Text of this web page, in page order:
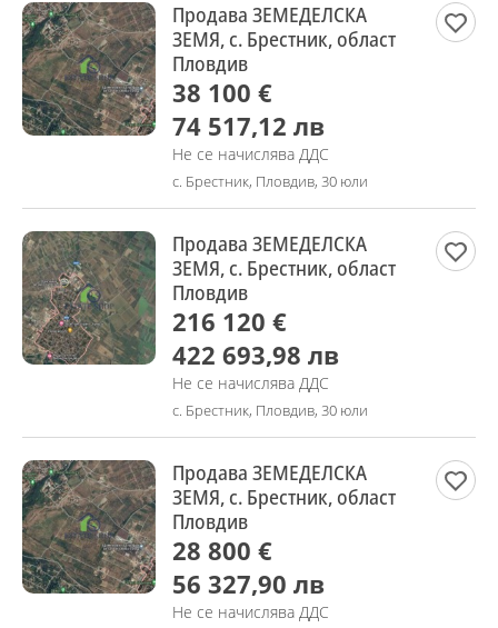
Продава ЗЕМЕДЕЛСКА
ЗЕМЯ, с. Брестник, област
Пловдив
38 100 €
74 517,12 лв
Не се начислява ДДС
с. Брестник, Пловдив, 30 юли
Продава ЗЕМЕДЕЛСКА
ЗЕМЯ, с. Брестник, област
Пловдив
216 120 €
422 693,98 лв
Не се начислява ДДС
с. Брестник, Пловдив, 30 юли
Продава ЗЕМЕДЕЛСКА
ЗЕМЯ, с. Брестник, област
Пловдив
28 800 €
56 327,90 лв
Не се начислява ДДС